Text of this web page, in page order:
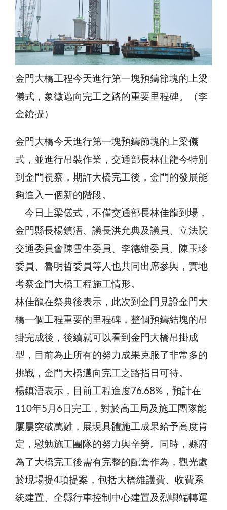
金門大橋工程今天進行第一塊預鑄節塊的上梁
儀式，象徵邁向完工之路的重要里程碑。（李
金鎗攝）
金門大橋今天進行第一塊預鑄節塊的上梁儀
式，並進行吊裝作業，交通部長林佳龍今特別
到金門視察，期許大橋完工後，金門的發展能
夠進入一個新的階段。
今日上梁儀式，不僅交通部長林佳龍到場，
金門縣長楊鎮浯、議長洪允典及議員、立法院
交通委員會陳雪生委員、李德維委員、陳玉珍
委員、魯明哲委員等人也共同出席參與，實地
考察金門大橋工程施工情形。
林佳龍在祭典後表示，此次到金門見證金門大
橋一個工程重要的里程碑，整個預鑄結塊的吊
掛完成後，後續就可以看到金門大橋吊掛成
型，目前為止所有的努力成果克服了非常多的
挑戰，金門大橋邁向完工之路指日可待。
楊鎮浯表示，目前工程進度76.68%，預計在
110年5月6日完工，對於高工局及施工團隊能
屢屢突破萬難，展現具體施工成果給予高度肯
定，慰勉施工團隊的努力與辛勞。同時，縣府
為了大橋完工後需有完整的配套作為，觀光處
於現場提4項提案，包括大橋維護費、收費系
統建置、全縣行車控制中心建置及烈嶼端轉運